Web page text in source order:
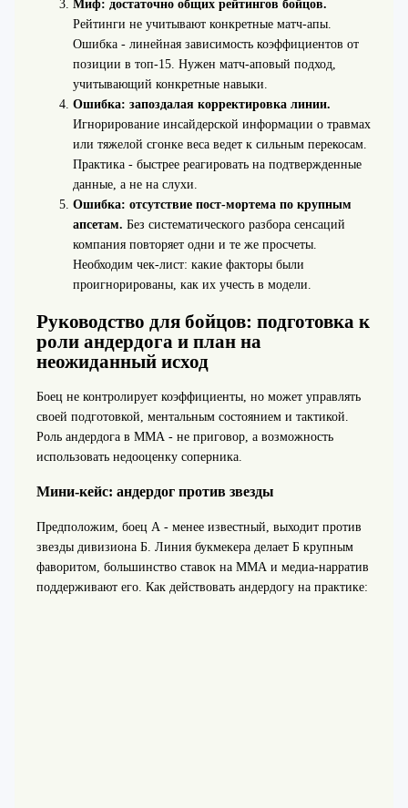
Миф: достаточно общих рейтингов бойцов.
Рейтинги не учитывают конкретные матч-апы.
Ошибка - линейная зависимость коэффициентов от
позиции в топ-15. Нужен матч-аповый подход,
учитывающий конкретные навыки.
Ошибка: запоздалая корректировка линии.
Игнорирование инсайдерской информации о травмах
или тяжелой сгонке веса ведет к сильным перекосам.
Практика - быстрее реагировать на подтвержденные
данные, а не на слухи.
Ошибка: отсутствие пост-мортема по крупным
апсетам. Без систематического разбора сенсаций
компания повторяет одни и те же просчеты.
Необходим чек-лист: какие факторы были
проигнорированы, как их учесть в модели.
Руководство для бойцов: подготовка к
роли андердога и план на
неожиданный исход
Боец не контролирует коэффициенты, но может управлять
своей подготовкой, ментальным состоянием и тактикой.
Роль андердога в ММА - не приговор, а возможность
использовать недооценку соперника.
Мини-кейс: андердог против звезды
Предположим, боец А - менее известный, выходит против
звезды дивизиона Б. Линия букмекера делает Б крупным
фаворитом, большинство ставок на ММА и медиа-нарратив
поддерживают его. Как действовать андердогу на практике: